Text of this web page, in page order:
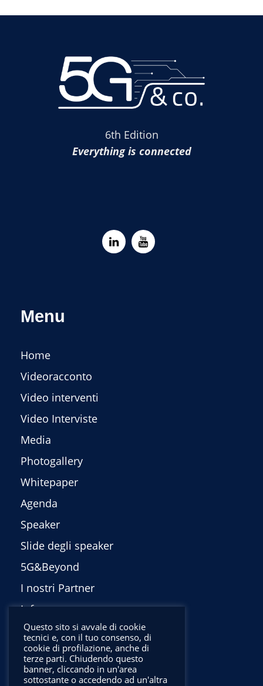
6th Edition
Everything is connected
Menu
Home
Videoracconto
Video interventi
Video Interviste
Media
Photogallery
Whitepaper
Agenda
Speaker
Slide degli speaker
5G&Beyond
I nostri Partner
Info
Privacy Policy
English
Questo sito si avvale di cookie
tecnici e, con il tuo consenso, di
cookie di profilazione, anche di
terze parti. Chiudendo questo
banner, cliccando in un'area
sottostante o accedendo ad un'altra